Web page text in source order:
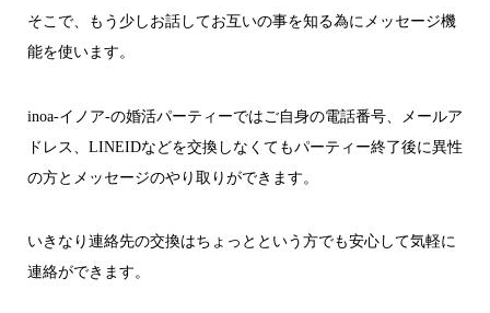
そこで、もう少しお話してお互いの事を知る為にメッセージ機
能を使います。
inoa-イノア-の婚活パーティーではご自身の電話番号、メールア
ドレス、LINEIDなどを交換しなくてもパーティー終了後に異性
の方とメッセージのやり取りができます。
いきなり連絡先の交換はちょっとという方でも安心して気軽に
連絡ができます。